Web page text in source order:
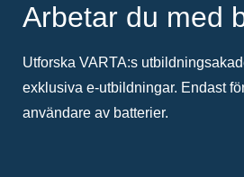
Arbetar du med
Utforska VARTA:s
exklusiva e-utbildningar. Endast
användare av batterier.